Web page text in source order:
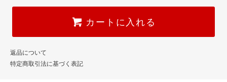
カートに入れる
返品について
特定商取引法に基づく表記